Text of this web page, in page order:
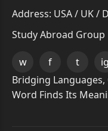
Address: USA / UK /
Study Abroad Group
w f t ig
Bridging
Word Finds Its